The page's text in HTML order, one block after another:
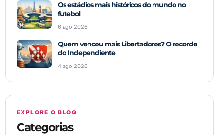
Os estádios mais históricos do mundo no
futebol
6 ago 2026
Quem venceu mais Libertadores? O recorde
do Independiente
4 ago 2026
EXPLORE O BLOG
Categorias